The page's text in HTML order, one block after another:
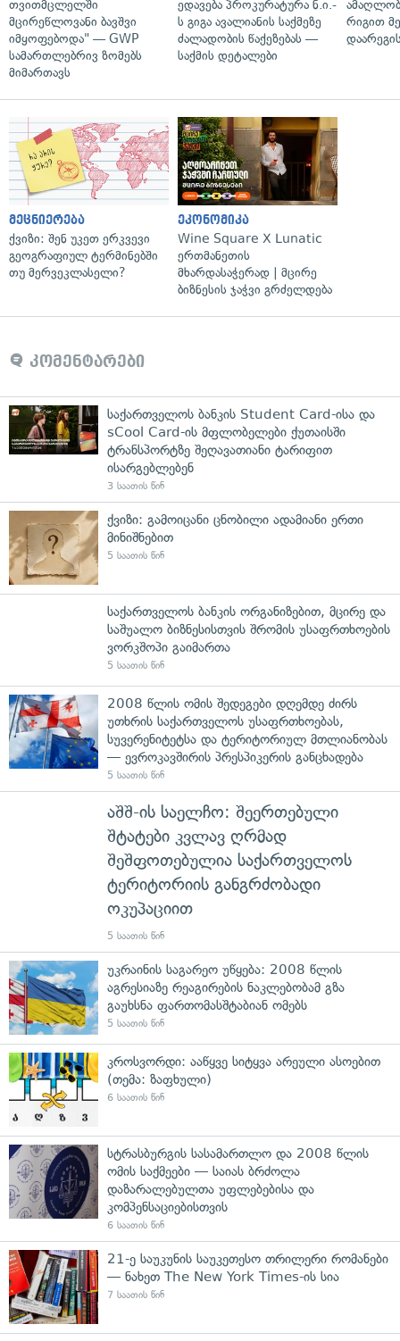
თვითმცლელში
მცირეწლოვანი ბავშვი
იმყოფებოდა" — GWP
სამართლებრივ ზომებს
მიმართავს
ედავება პროკურატურა ნ.ი.-
ს გიგა ავალიანის საქმეზე
ძალადობის წაქეზებას —
საქმის დეტალები
რიგით
მეცნიერება
ქვიზი: შენ უკეთ ერკვევი
გეოგრაფიულ ტერმინებში
თუ მერვეკლასელი?
ეკონომიკა
Wine Square X Lunatic
ერთმანეთის
მხარდასაჭერად | მცირე
ბიზნესის ჯაჭვი გრძელდება
კომენტარები
საქართველოს ბანკის Student Card-ისა და
sCool Card-ის მფლობელები ქუთაისში
ტრანსპორტზე შეღავათიანი ტარიფით
ისარგებლებენ
3 საათის წინ
ქვიზი: გამოიცანი ცნობილი ადამიანი ერთი
მინიშნებით
5 საათის წინ
საქართველოს ბანკის ორგანიზებით, მცირე და
საშუალო ბიზნესისთვის შრომის უსაფრთხოების
ვორკშოპი გაიმართა
5 საათის წინ
2008 წლის ომის შედეგები დღემდე ძირს
უთხრის საქართველოს უსაფრთხოებას,
სუვერენიტეტსა და ტერიტორიულ მთლიანობას
— ევროკავშირის პრესპიკერის განცხადება
5 საათის წინ
აშშ-ის საელჩო: შეერთებული
შტატები კვლავ ღრმად
შეშფოთებულია საქართველოს
ტერიტორიის განგრძობადი
ოკუპაციით
5 საათის წინ
უკრაინის საგარეო უწყება: 2008 წლის
აგრესიაზე რეაგირების ნაკლებობამ გზა
გაუხსნა ფართომასშტაბიან ომებს
5 საათის წინ
კროსვორდი: ააწყვე სიტყვა არეული ასოებით
(თემა: ზაფხული)
6 საათის წინ
სტრასბურგის სასამართლო და 2008 წლის
ომის საქმეები — საიას ბრძოლა
დაზარალებულთა უფლებებისა და
კომპენსაციებისთვის
6 საათის წინ
21-ე საუკუნის საუკეთესო თრილერი რომანები
— ნახეთ The New York Times-ის სია
7 საათის წინ